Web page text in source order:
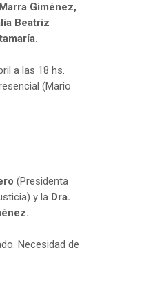
Giménez,
Beatriz
a las 18 hs.
(Mario
(Presidenta
y la Dra.
Necesidad de